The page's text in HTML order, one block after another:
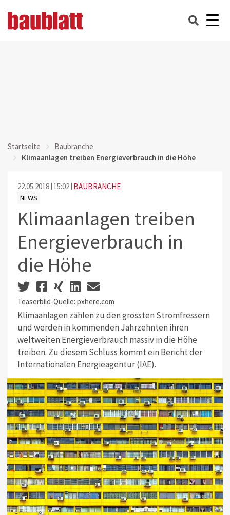
Startseite
Baubranche
Klimaanlagen treiben Energieverbrauch in die Höhe
22.05.2018 15:02 BAUBRANCHE
NEWS
Klimaanlagen treiben
Energieverbrauch in
die Höhe
Teaserbild-Quelle: pxhere.com
Klimaanlagen zählen zu den grössten Stromfressern
und werden in kommenden Jahrzehnten ihren
weltweiten Energieverbrauch massiv in die Höhe
treiben. Zu diesem Schluss kommt ein Bericht der
Internationalen Energieagentur (IAE).